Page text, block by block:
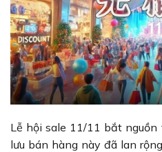
Lễ hội sale 11/11 bắt nguồn
lưu bán hàng này đã lan